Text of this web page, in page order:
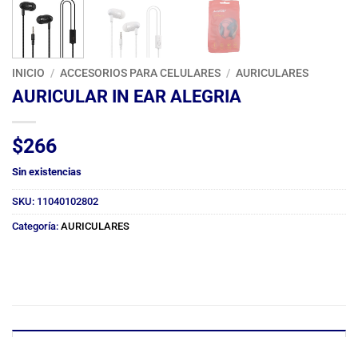
INICIO / ACCESORIOS PARA CELULARES / AURICULARES
AURICULAR IN EAR ALEGRIA
$266
Sin existencias
SKU: 11040102802
Categoría: AURICULARES